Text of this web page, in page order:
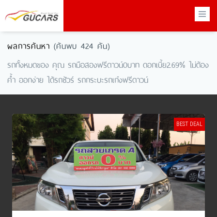
×
ผลการค้นหา (ค้นพบ 424 คัน)
รถทั้งหมดของ คุณ รถมือสองฟรีดาวน์0บาท ดอกเบี้ย2.69% ไม่ต้อง
ค้ำ ออกง่าย ได้รถชัวร์ รถกระบะรถเก๋งฟรีดาวน์
BEST DEAL